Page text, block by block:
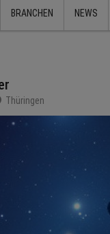
BRANCHEN NEWS
Thüringen